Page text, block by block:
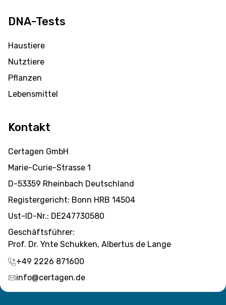
DNA-Tests
Haustiere
Nutztiere
Pflanzen
Lebensmittel
Kontakt
Certagen GmbH
Marie-Curie-Strasse 1
D-53359 Rheinbach Deutschland
Registergericht: Bonn HRB 14504
Ust-ID-Nr.: DE247730580
Geschäftsführer:
Prof. Dr. Ynte Schukken, Albertus de Lange
+49 2226 871600
info@certagen.de
hinzugefügt.
0 Artikel -€0,-